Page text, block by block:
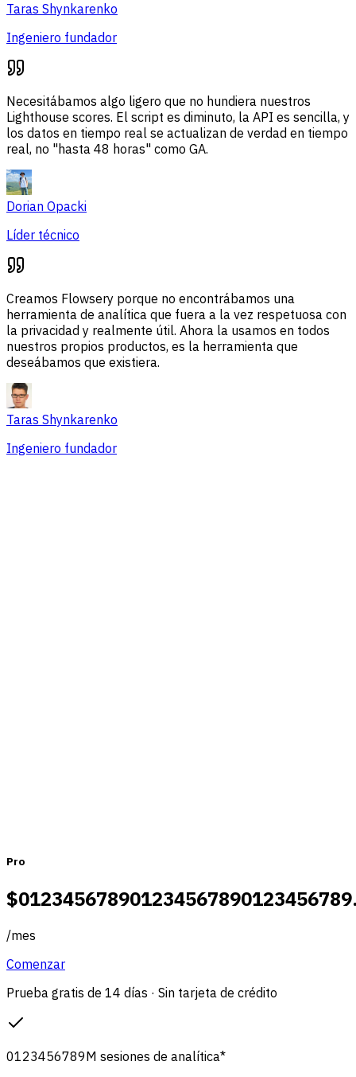
Taras Shynkarenko
Ingeniero fundador
Necesitábamos algo ligero que no hundiera nuestros
Lighthouse scores. El script es diminuto, la API es sencilla, y
los datos en tiempo real se actualizan de verdad en tiempo
real, no "hasta 48 horas" como GA.
Dorian Opacki
Líder técnico
Creamos Flowsery porque no encontrábamos una
herramienta de analítica que fuera a la vez respetuosa con
la privacidad y realmente útil. Ahora la usamos en todos
nuestros propios productos, es la herramienta que
deseábamos que existiera.
Taras Shynkarenko
Ingeniero fundador
Resumen Problemas de sesión
Pro
$012345678901234567890123456789
/mes
Comenzar
Prueba gratis de 14 días · Sin tarjeta de crédito
0123456789M sesiones de analítica*